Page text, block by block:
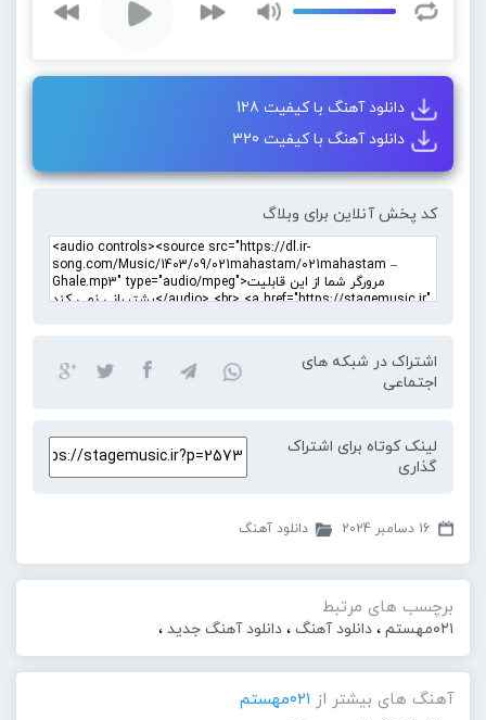
دانلود آهنگ با کیفیت 128
دانلود آهنگ با کیفیت 320
کد پخش آنلاین برای وبلاگ
اشتراک در شبکه های
اجتماعی
لینک کوتاه برای اشتراک
گذاری
16 دسامبر 2024 دانلود آهنگ
برچسب های مرتبط
۰۲۱مهستم ، دانلود آهنگ ، دانلود آهنگ جدید ،
آهنگ های بیشتر از ۰۲۱مهستم